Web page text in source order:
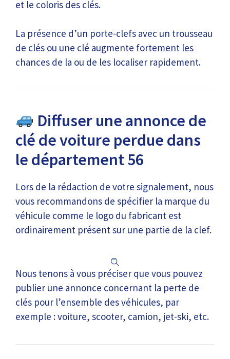
et le coloris des clés.
La présence d’un porte-clefs avec un trousseau
de clés ou une clé augmente fortement les
chances de la ou de les localiser rapidement.
Diffuser une annonce de
clé de voiture perdue dans
le département 56
Lors de la rédaction de votre signalement, nous
vous recommandons de spécifier la marque du
véhicule comme le logo du fabricant est
ordinairement présent sur une partie de la clef.
Nous tenons à vous préciser que vous pouvez
publier une annonce concernant la perte de
clés pour l’ensemble des véhicules, par
exemple : voiture, scooter, camion, jet-ski, etc.